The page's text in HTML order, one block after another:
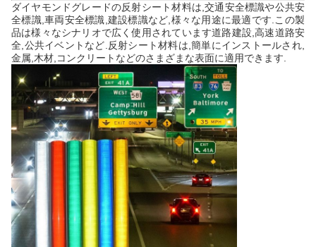
ダイヤモンドグレードの反射シート材料は,交通安全標識や公共安
全標識,車両安全標識,建設標識など,様々な用途に最適です.この製
品は様々なシナリオで広く使用されています道路建設,高速道路安
全,公共イベントなど.反射シート材料は,簡単にインストールされ,
金属,木材,コンクリートなどのさまざまな表面に適用できます.